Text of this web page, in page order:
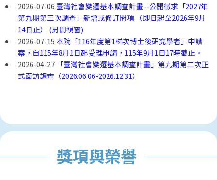
2026-07-06 臺灣社會變遷基本調查計畫--公開徵求「2027年
第九期第三次調查」新增或修訂問項 （即日起至2026年9月
14日止） (另開視窗)
2026-07-15 本院「116年度第1梯次博士後研究學者」申請
案，自115年8月1日起受理申請，115年9月1日17時截止。
2026-04-27
「臺灣社會變遷基本調查計畫」第九期第二次正
式面訪調查（2026.06.06-2026.12.31）
獎項與榮譽